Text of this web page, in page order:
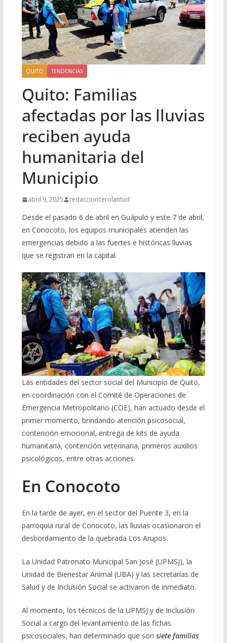
QUITO TENDENCIAS
Quito: Familias
afectadas por las lluvias
reciben ayuda
humanitaria del
Municipio
abril 9, 2025 redaccioncerolatitud
Desde el pasado 6 de abril en Guápulo y este 7 de abril,
en Conocoto, los equipos municipales atienden las
emergencias debido a las fuertes e históricas lluvias
que se registran en la capital.
Las entidades del sector social del Municipio de Quito,
en coordinación con el Comité de Operaciones de
Emergencia Metropolitano (COE), han actuado desde el
primer momento, brindando atención psicosocial,
contención emocional, entrega de kits de ayuda
humanitaria, contención veterinaria, primeros auxilios
psicológicos, entre otras acciones.
En Conocoto
En la tarde de ayer, en el sector del Puente 3, en la
parroquia rural de Conocoto, las lluvias ocasionaron el
desbordamiento de la quebrada Los Arupos.
La Unidad Patronato Municipal San José (UPMSJ), la
Unidad de Bienestar Animal (UBA) y las secretarías de
Salud y de Inclusión Social se activaron de inmediato.
Al momento, los técnicos de la UPMSJ y de Inclusión
Social a cargo del levantamiento de las fichas
psicosociales, han determinado que son siete familias